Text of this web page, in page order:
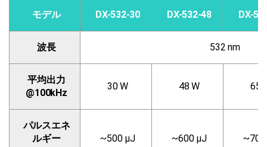
モデル DX-532-30 DX-532-48 DX-
波長 532 nm
平均出力
@100kHz
30 W 48 W 65
パルスエネ
ルギー
~500 µJ ~600 µJ